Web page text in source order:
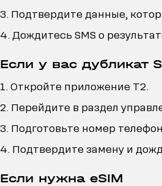
Подтвердите данные,
Дождитесь SMS о
Если у вас дубликат
Откройте приложение T2.
Перейдите в раздел
Подготовьте номер
Подтвердите замену и
Если нужна eSIM